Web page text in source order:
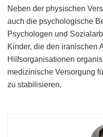
Neben der physischen
auch die psychologische
Psychologen und
Kinder, die den iranischen
Hilfsorganisationen
medizinische Versorgung
zu stabilisieren.